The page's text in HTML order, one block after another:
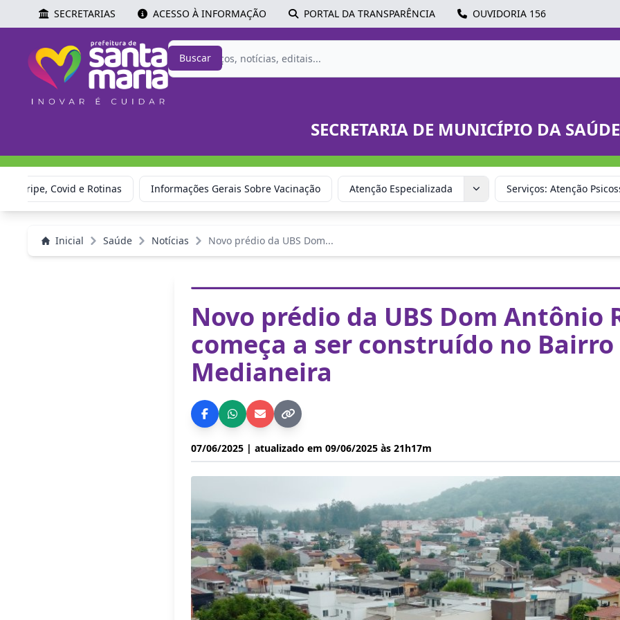
SECRETARIAS ACESSO À INFORMAÇÃO PORTAL DA TRANSPARÊNCIA OUVIDORIA 156
Buscar
SECRETARIA DE MUNICÍPIO DA SAÚDE
Gripe, Covid e Rotinas Informações Gerais Sobre Vacinação Atenção Especializada Serviços: Atenção
Inicial Saúde Notícias Novo prédio da UBS Dom...
Novo prédio da UBS Dom Antônio
começa a ser construído no Bairro
Medianeira
07/06/2025 | atualizado em 09/06/2025 às 21h17m